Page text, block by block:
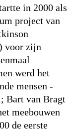
in 2000 als
project van
voor zijn
werd het
mensen -
Bart van Bragt
meebouwen
de eerste